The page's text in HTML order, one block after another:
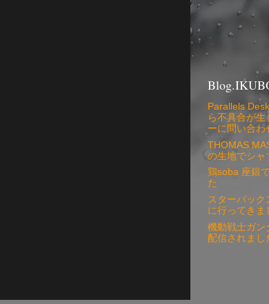
Parallels
ら不具合が生
ーに問い合わ
THOMAS
の生地でシャ
鶏soba 座銀
た
スターバック
に行ってきま
機動戦士ガン
配信されまし